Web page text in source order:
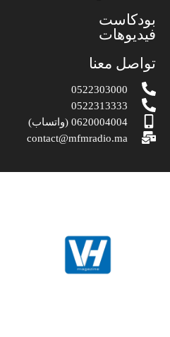
بودكاست
فيديوهات
تواصل معنا
0522303000
0522313333
0620004004 (واتساب)
contact@mfmradio.ma